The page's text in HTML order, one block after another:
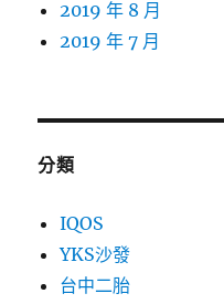
2019 年 8 月
2019 年 7 月
分類
IQOS
YKS沙發
台中二胎